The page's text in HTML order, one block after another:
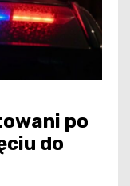
po
do